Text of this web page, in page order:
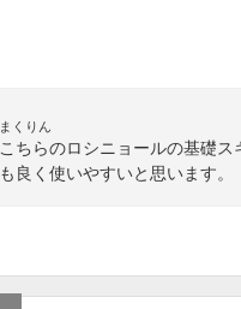
まくりん
こちらのロシニョールの基礎
も良く使いやすいと思います。